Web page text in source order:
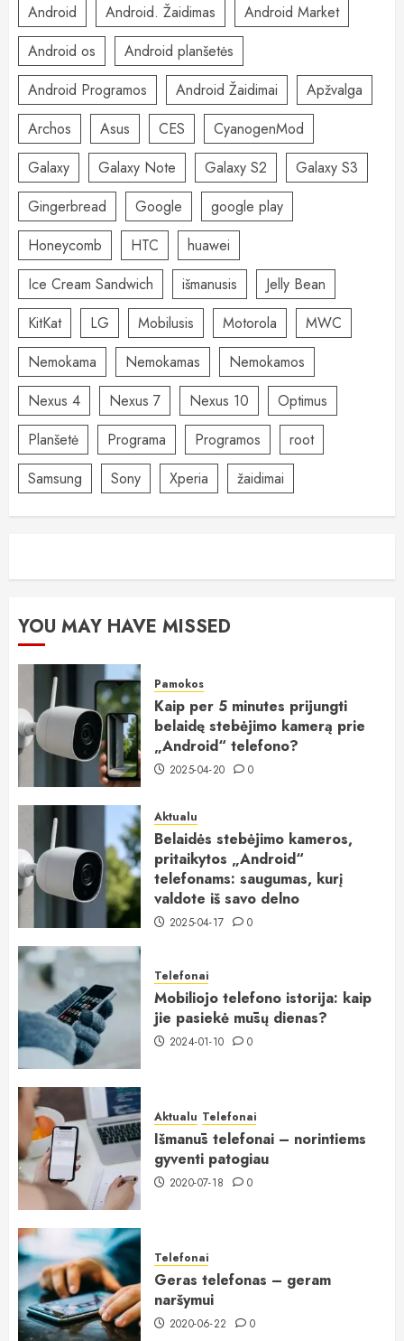
Android Android. Žaidimas
Android Market
Android os
Android planšetės
Android Programos
Android Žaidimai
Apžvalga
Archos
Asus CES
CyanogenMod
Galaxy
Galaxy Note Galaxy S2
Galaxy S3
Gingerbread
Google
google play
Honeycomb
HTC
huawei
Ice Cream Sandwich
išmanusis
Jelly Bean
KitKat
LG Mobilusis Motorola
MWC
Nemokama
Nemokamas
Nemokamos
Nexus 4
Nexus 7 Nexus 10
Optimus
Planšetė
Programa Programos
root
Samsung
Sony Xperia žaidimai
YOU MAY HAVE MISSED
Pamokos
Kaip per 5 minutes prijungti
belaidę stebėjimo kamerą prie
„Android“ telefono?
2025-04-20 0
Aktualu
Belaidės stebėjimo kameros,
pritaikytos „Android“
telefonams: saugumas, kurį
valdote iš savo delno
2025-04-17 0
Telefonai
Mobiliojo telefono istorija: kaip
jie pasiekė mūsų dienas?
2024-01-10 0
Aktualu Telefonai
Išmanūs telefonai – norintiems
gyventi patogiau
2020-07-18 0
Telefonai
Geras telefonas – geram
naršymui
2020-06-22 0